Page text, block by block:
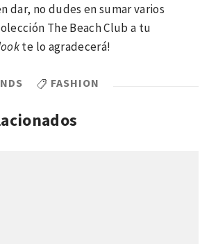
dar, no dudes en sumar varios
The Beach Club a tu
te lo agradecerá!
FASHION